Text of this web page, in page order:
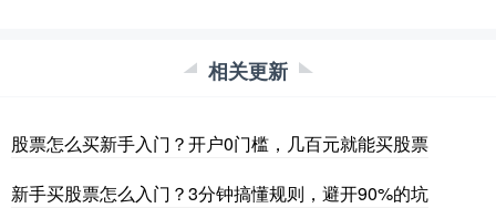
相关更新
股票怎么买新手入门？开户0门槛，几百元就能买股票
新手买股票怎么入门？3分钟搞懂规则，避开90%的坑